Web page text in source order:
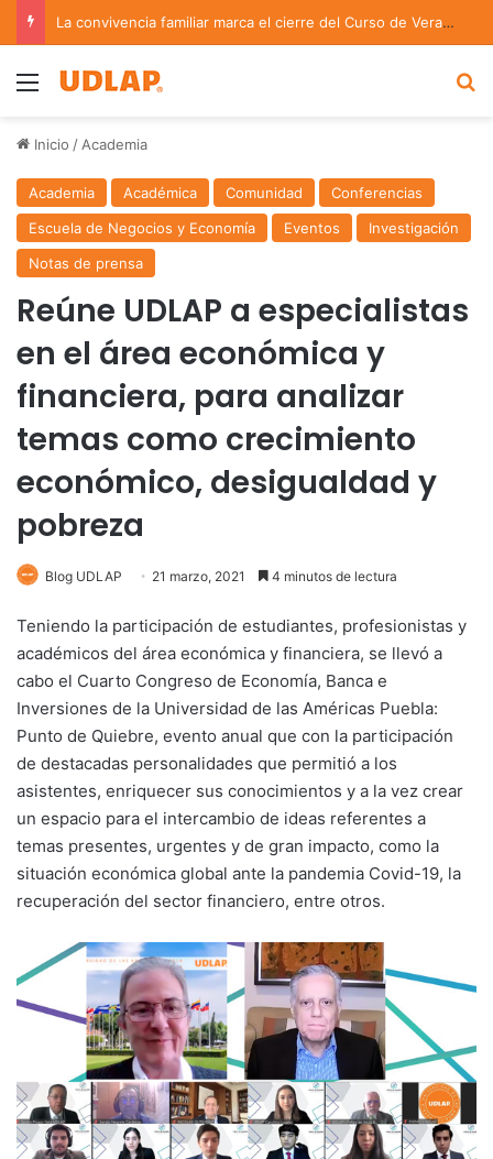
La convivencia familiar marca el cierre del Curso de Verano de Escuelas Aztecas
Menu
Inicio / Academia
Academia Académica Comunidad
Conferencias
Escuela de Negocios y Economía
Eventos
Investigación
Notas de prensa
Reúne UDLAP a especialistas
en el área económica y
financiera, para analizar
temas como crecimiento
económico, desigualdad y
pobreza
Blog UDLAP 21 marzo, 2021 4 minutos de lectura
Teniendo la participación de estudiantes, profesionistas y
académicos del área económica y financiera, se llevó a
cabo el Cuarto Congreso de Economía, Banca e
Inversiones de la Universidad de las Américas Puebla:
Punto de Quiebre, evento anual que con la participación
de destacadas personalidades que permitió a los
asistentes, enriquecer sus conocimientos y a la vez crear
un espacio para el intercambio de ideas referentes a
temas presentes, urgentes y de gran impacto, como la
situación económica global ante la pandemia Covid-19, la
recuperación del sector financiero, entre otros.